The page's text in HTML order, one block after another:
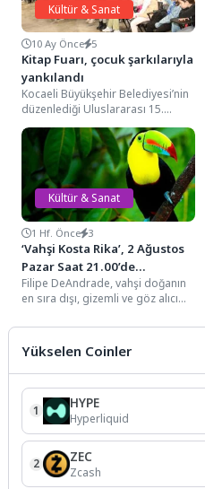
Kültür & Sanat
10 Ay Önce 5
Kitap Fuarı, çocuk şarkılarıyla
yankılandı
Kocaeli Büyükşehir Belediyesi’nin
düzenlediği Uluslararası 15.
Kocaeli Kitap Fuarı’na konuk olan
çocuk kitabı yazarı Ayşegül...
Kültür & Sanat
1 Hf. Önce 3
‘Vahşi Kosta Rika’, 2 Ağustos
Pazar Saat 21.00’de
İzleyicileri National
Geographic WILD
Filipe DeAndrade, vahşi doğanın
en sıra dışı, gizemli ve göz alıcı
Kosta...
Yükselen Coinler
1 HYPE
Hyperliquid
2 ZEC
Zcash